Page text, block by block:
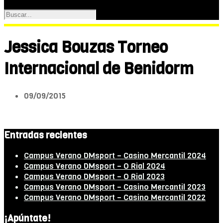
Jessica Bouzas Torneo
Internacional de Benidorm
09/09/2015
Entradas recientes
Campus Verano DMsport – Casino Mercantil 2024
Campus Verano DMsport – O Rial 2024
Campus Verano DMsport – O Rial 2023
Campus Verano DMsport – Casino Mercantil 2023
Campus Verano DMsport – Casino Mercantil 2022
¡Apúntate!